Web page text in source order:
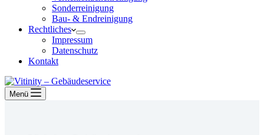
Sonderreinigung
Bau- & Endreinigung
Rechtliches
Impressum
Datenschutz
Kontakt
Menü